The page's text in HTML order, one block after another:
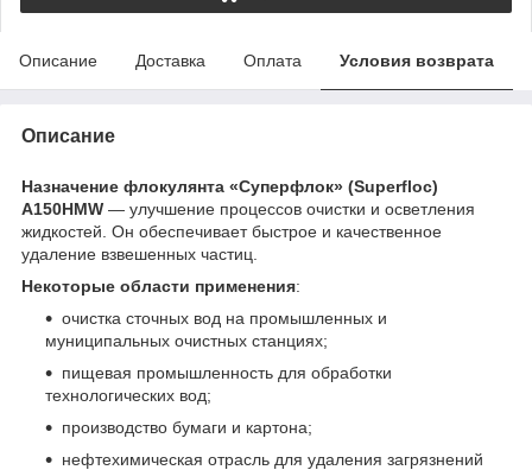
Описание Доставка Оплата Условия возврата
Описание
Назначение флокулянта «Суперфлок» (Superfloc)
A150HMW — улучшение процессов очистки и осветления
жидкостей. Он обеспечивает быстрое и качественное
удаление взвешенных частиц.
Некоторые области применения:
очистка сточных вод на промышленных и
муниципальных очистных станциях;
пищевая промышленность для обработки
технологических вод;
производство бумаги и картона;
нефтехимическая отрасль для удаления загрязнений